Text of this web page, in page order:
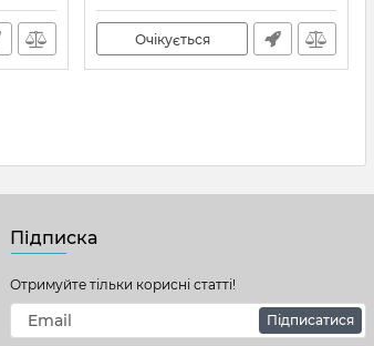
Артикул: EP6117
Очікується
Підписка
Отримуйте тільки корисні статті!
Підписатися